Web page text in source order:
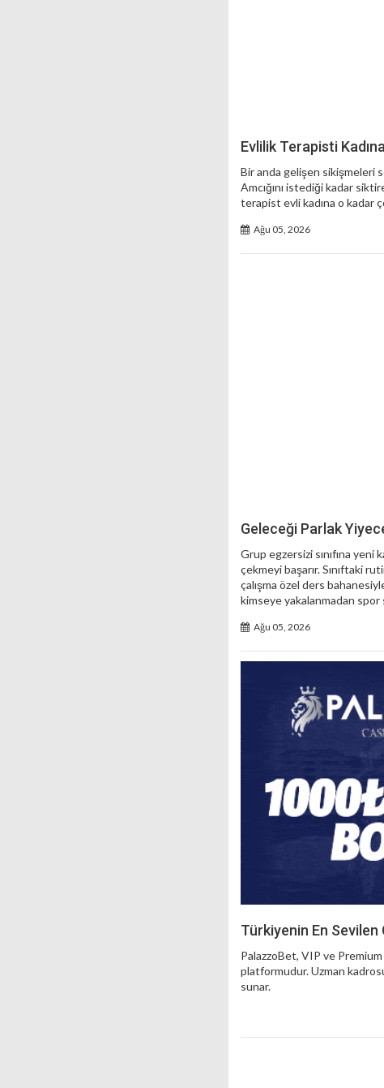
Evlilik Terapisti
Bir anda gelişen sikişmeleri
Amcığını istediği kadar
terapist evli kadına o kadar
Ağu 05, 2026
Geleceği Parlak
Grup egzersizi sınıfına yeni
çekmeyi başarır. Sınıftaki
çalışma özel ders
kimseye yakalanmadan
Ağu 05, 2026
Türkiyenin En Sevilen
PalazzoBet, VIP ve Premium
platformudur. Uzman
sunar.